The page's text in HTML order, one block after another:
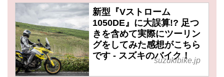
新型『Vストローム
1050DE』に大誤算!? 足つ
きを含めて実際にツーリン
グをしてみた感想がこちら
です - スズキのバイク！
suzukibike.jp